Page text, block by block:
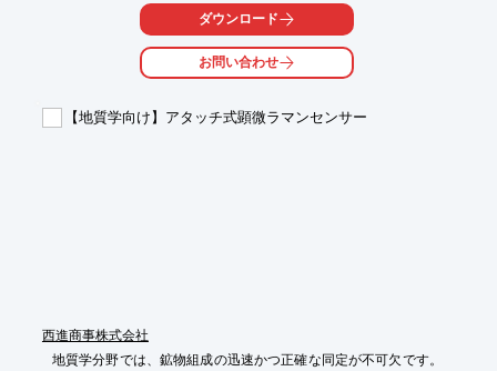
境を多角的に読み解く手がかりを提供します。
【活用シーン】
・化石生成環境の地化学的条件の推定
・化石保存環境における化学的安定性の評価
・同位体分析による古環境復元
ダウンロード
お問い合わせ
【地質学向け】アタッチ式顕微ラマンセンサー
西進商事株式会社
地質学分野では、鉱物組成の迅速かつ正確な同定が不可欠です。